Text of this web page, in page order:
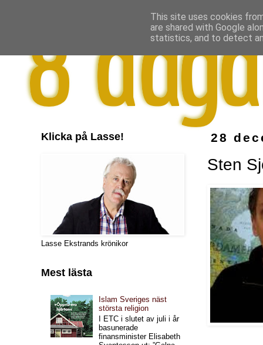
28
Sten
Klicka på Lasse!
Lasse Ekstrands krönikor
Mest lästa
Islam Sveriges näst
största religion
I ETC i slutet av juli i år
basunerade
finansminister Elisabeth
This site uses cookies
are shared with Google
statistics, and to detect